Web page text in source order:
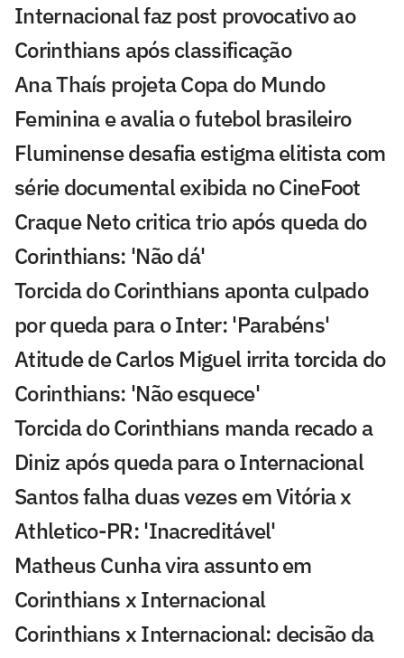
Internacional faz post provocativo ao
Corinthians após classificação
Ana Thaís projeta Copa do Mundo
Feminina e avalia o futebol brasileiro
Fluminense desafia estigma elitista com
série documental exibida no CineFoot
Craque Neto critica trio após queda do
Corinthians: 'Não dá'
Torcida do Corinthians aponta culpado
por queda para o Inter: 'Parabéns'
Atitude de Carlos Miguel irrita torcida do
Corinthians: 'Não esquece'
Torcida do Corinthians manda recado a
Diniz após queda para o Internacional
Santos falha duas vezes em Vitória x
Athletico-PR: 'Inacreditável'
Matheus Cunha vira assunto em
Corinthians x Internacional
Corinthians x Internacional: decisão da